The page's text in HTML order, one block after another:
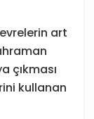
art
çıkması
kullanan